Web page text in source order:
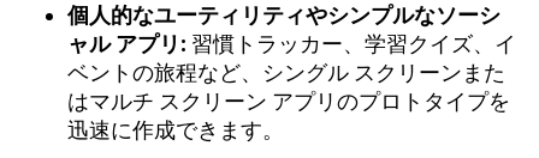
個人的なユーティリティやシンプルなソーシ
ャル アプリ: 習慣トラッカー、学習クイズ、イ
ベントの旅程など、シングル スクリーンまた
はマルチ スクリーン アプリのプロトタイプを
迅速に作成できます。